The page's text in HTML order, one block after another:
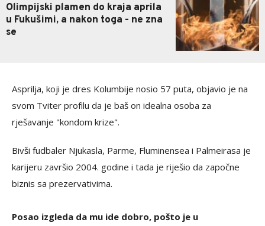
Olimpijski plamen do kraja aprila
u Fukušimi, a nakon toga - ne zna
se
Asprilja, koji je dres Kolumbije nosio 57 puta, objavio je na
svom Tviter profilu da je baš on idealna osoba za
rješavanje "kondom krize".
Bivši fudbaler Njukasla, Parme, Fluminensea i Palmeirasa je
karijeru završio 2004. godine i tada je riješio da započne
biznis sa prezervativima.
Posao izgleda da mu ide dobro, pošto je u